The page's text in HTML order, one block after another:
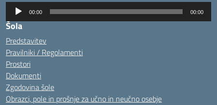
Predvajalnik
zvoka
00:00 00:00
Šola
Predstavitev
Pravilniki / Regolamenti
Prostori
Dokumenti
Zgodovina šole
Obrazci, pole in prošnje za učno in neučno osebje